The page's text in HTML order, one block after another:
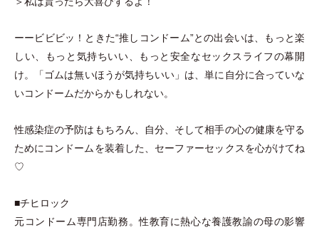
ーービビビッ！ときた“推しコンドーム”との出会いは、もっと楽
しい、もっと気持ちいい、もっと安全なセックスライフの幕開
け。
「 ゴムは無いほうが気持ちいい 」 は、単に自分に合っていな
いコンドームだからかもしれない。
性感染症の予防はもちろん、自分、そして相手の心の健康を守る
ためにコンドームを装着した、セーファーセックスを心がけてね
♡
■チヒロック
元コンドーム専門店勤務。性教育に熱心な養護教諭の母の影響